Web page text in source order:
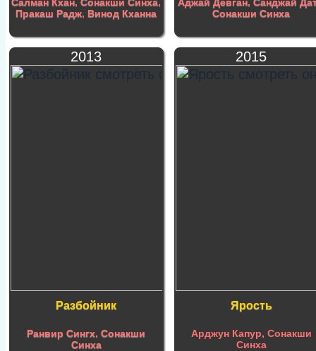
Пракаш Радж,Винод Кханна
Сонакши Синха
2013
Разбойник
Ранвир Сингх,Сонакши
Синха
2015
Ярость
Арджун Капур, Сонакши
Синха